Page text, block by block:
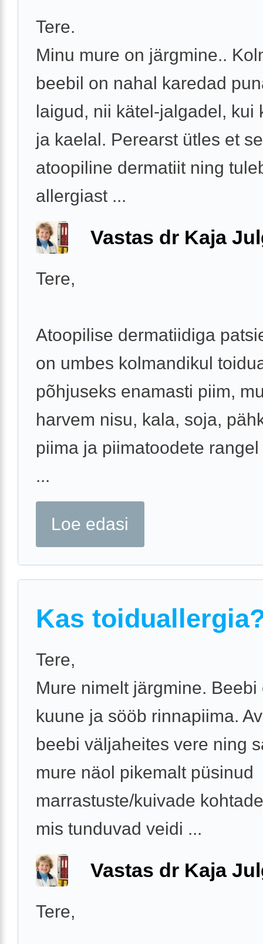
Tere.
Minu mure on järgmine..
beebil on nahal karedad
laigud, nii kätel-jalgadel, kui
ja kaelal. Perearst ütles et
atoopiline dermatiit ning
allergiast ...
Vastas dr Kaja
Tere,
Atoopilise dermatiidiga
on umbes kolmandikul
põhjuseks enamasti piim,
harvem nisu, kala, soja,
piima ja piimatoodete
...
Loe edasi
Kas
Tere,
Mure nimelt järgmine. Beebi
kuune ja sööb rinnapiima.
beebi väljaheites vere ning
mure näol pikemalt püsinud
marrastuste/kuivade
mis tunduvad veidi ...
Vastas dr Kaja
Tere,